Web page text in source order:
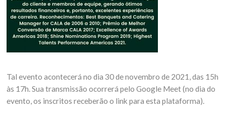
Tal evento acontecerá no dia 30 de novembro de 2021, das 15h
às 17h. Sua transmissão ocorrerá pelo Google Meet (no dia do
evento, os inscritos receberão o link para esta plataforma).